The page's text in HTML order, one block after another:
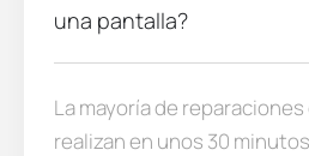
una pantalla?
La mayoría de
realizan en unos 30 minutos.